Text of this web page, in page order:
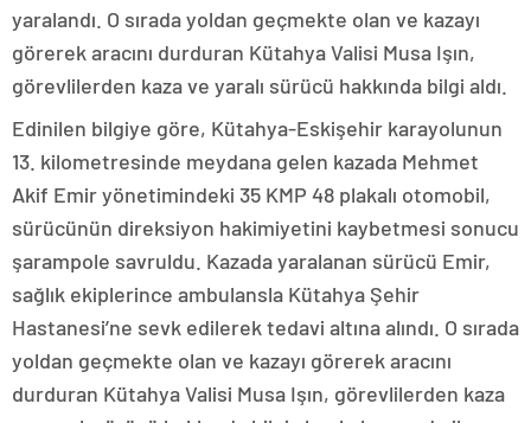
yaralandı. O sırada yoldan geçmekte olan ve kazayı
görerek aracını durduran Kütahya Valisi Musa Işın,
görevlilerden kaza ve yaralı sürücü hakkında bilgi aldı.
Edinilen bilgiye göre, Kütahya-Eskişehir karayolunun
13. kilometresinde meydana gelen kazada Mehmet
Akif Emir yönetimindeki 35 KMP 48 plakalı otomobil,
sürücünün direksiyon hakimiyetini kaybetmesi sonucu
şarampole savruldu. Kazada yaralanan sürücü Emir,
sağlık ekiplerince ambulansla Kütahya Şehir
Hastanesi’ne sevk edilerek tedavi altına alındı. O sırada
yoldan geçmekte olan ve kazayı görerek aracını
durduran Kütahya Valisi Musa Işın, görevlilerden kaza